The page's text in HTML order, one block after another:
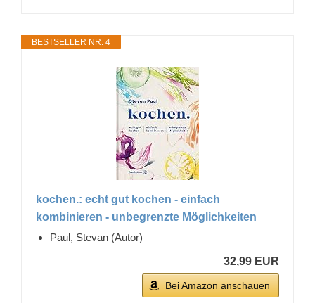
BESTSELLER NR. 4
kochen.: echt gut kochen - einfach
kombinieren - unbegrenzte Möglichkeiten
Paul, Stevan (Autor)
32,99 EUR
Bei Amazon anschauen